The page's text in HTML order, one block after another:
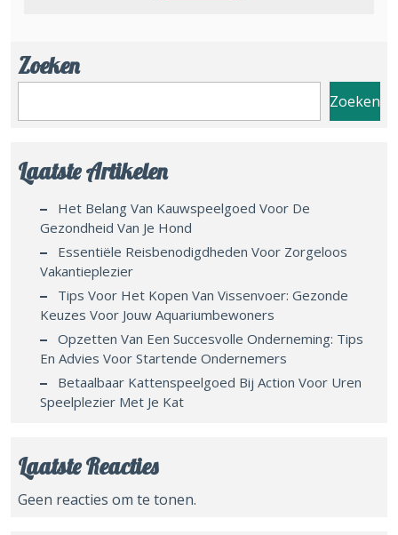
Zoeken
Zoeken
Laatste Artikelen
Het Belang Van Kauwspeelgoed Voor De
Gezondheid Van Je Hond
Essentiële Reisbenodigdheden Voor Zorgeloos
Vakantieplezier
Tips Voor Het Kopen Van Vissenvoer: Gezonde
Keuzes Voor Jouw Aquariumbewoners
Opzetten Van Een Succesvolle Onderneming: Tips
En Advies Voor Startende Ondernemers
Betaalbaar Kattenspeelgoed Bij Action Voor Uren
Speelplezier Met Je Kat
Laatste Reacties
Geen reacties om te tonen.